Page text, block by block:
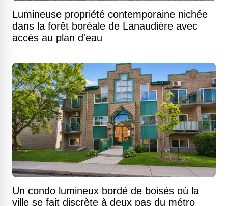
Lumineuse propriété contemporaine nichée
dans la forêt boréale de Lanaudière avec
accès au plan d'eau
Un condo lumineux bordé de boisés où la
ville se fait discrète à deux pas du métro